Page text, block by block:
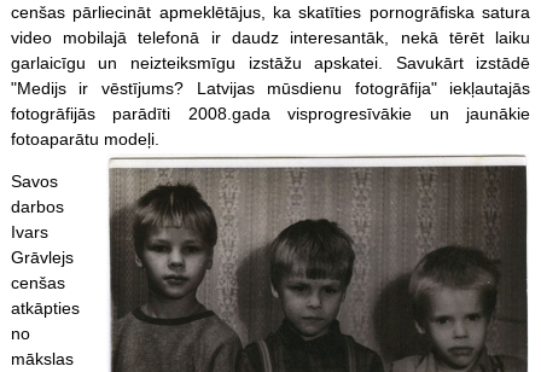
cenšas pārliecināt apmeklētājus, ka skatīties pornogrāfiska satura
video mobilajā telefonā ir daudz interesantāk, nekā tērēt laiku
garlaicīgu un neizteiksmīgu izstāžu apskatei. Savukārt izstādē
"Medijs ir vēstījums? Latvijas mūsdienu fotogrāfija" iekļautajās
fotogrāfijās parādīti 2008.gada visprogresīvākie un jaunākie
fotoaparātu modeļi.
Savos
darbos
Ivars
Grāvlejs
cenšas
atkāpties
no
mākslas